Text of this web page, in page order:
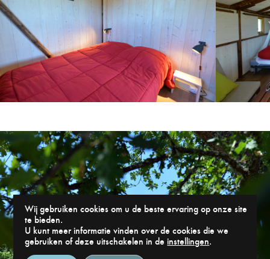
Wij gebruiken cookies om u de beste ervaring op onze site
te bieden.
U kunt meer informatie vinden over de cookies die we
gebruiken of deze uitschakelen in deinstellingen.